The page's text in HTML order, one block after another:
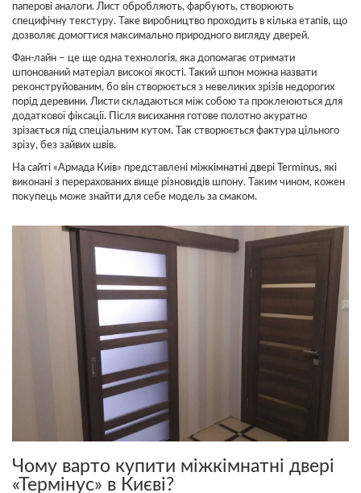
паперові аналоги. Лист обробляють, фарбують, створюють
специфічну текстуру. Таке виробництво проходить в кілька етапів, що
дозволяє домогтися максимально природного вигляду дверей.
Фан-лайн – це ще одна технологія, яка допомагає отримати
шпонований матеріал високої якості. Такий шпон можна назвати
реконструйованим, бо він створюється з невеликих зрізів недорогих
порід деревини. Листи складаються між собою та проклеюються для
додаткової фіксації. Після висихання готове полотно акуратно
зрізається під спеціальним кутом. Так створюється фактура цільного
зрізу, без зайвих швів.
На сайті «Армада Київ» представлені міжкімнатні двері Terminus, які
виконані з перерахованих вище різновидів шпону. Таким чином, кожен
покупець може знайти для себе модель за смаком.
Чому варто купити міжкімнатні двері
«Термінус» в Києві?